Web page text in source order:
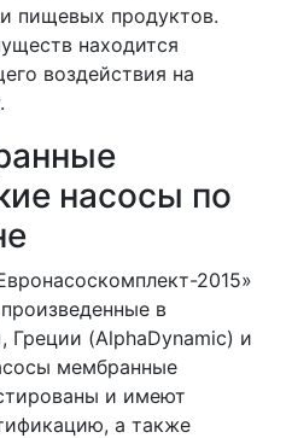
пищевых продуктов.
находится
воздействия на
насосы по
2015»
в
Греции (AlphaDynamic) и
мембранные
и имеют
а также